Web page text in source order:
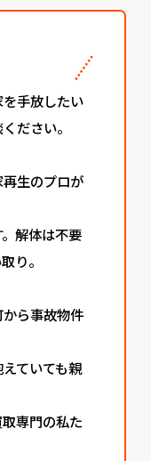
手放したい
ださい。
生のプロが
解体は不要
り。
ら事故物件
ていても親
専門の私た